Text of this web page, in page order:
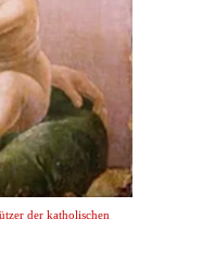
der katholischen